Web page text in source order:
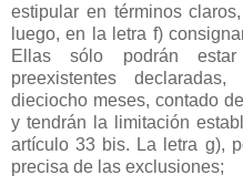
estipular en términos
luego, en la letra f)
Ellas sólo podrán estar
preexistentes
dieciocho meses, contado
y tendrán la limitación
artículo 33 bis. La letra g),
precisa de las exclusiones;